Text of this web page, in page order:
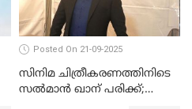
Posted On 21-09-2025
സിനിമ ചിത്രീകരണത്തിനിടെ
സൽമാൻ ഖാന് പരിക്ക്;